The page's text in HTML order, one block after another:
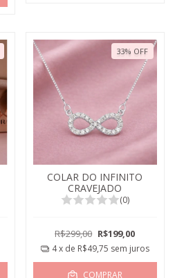
33% OFF
COLAR DO INFINITO
CRAVEJADO
(0)
R$299,00 R$199,00
4x de R$49,75 sem juros
COMPRAR